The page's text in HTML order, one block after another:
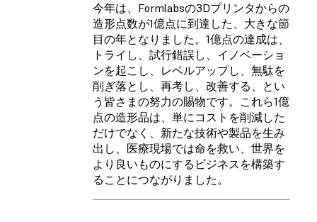
今年は、Formlabsの3Dプリンタからの
造形点数が1億点に到達した、大きな節
目の年となりました。1億点の達成は、
トライし、試行錯誤し、イノベーショ
ンを起こし、レベルアップし、無駄を
削ぎ落とし、再考し、改善する、とい
う皆さまの努力の賜物です。これら1億
点の造形品は、単にコストを削減した
だけでなく、新たな技術や製品を生み
出し、医療現場では命を救い、世界を
より良いものにするビジネスを構築す
ることにつながりました。